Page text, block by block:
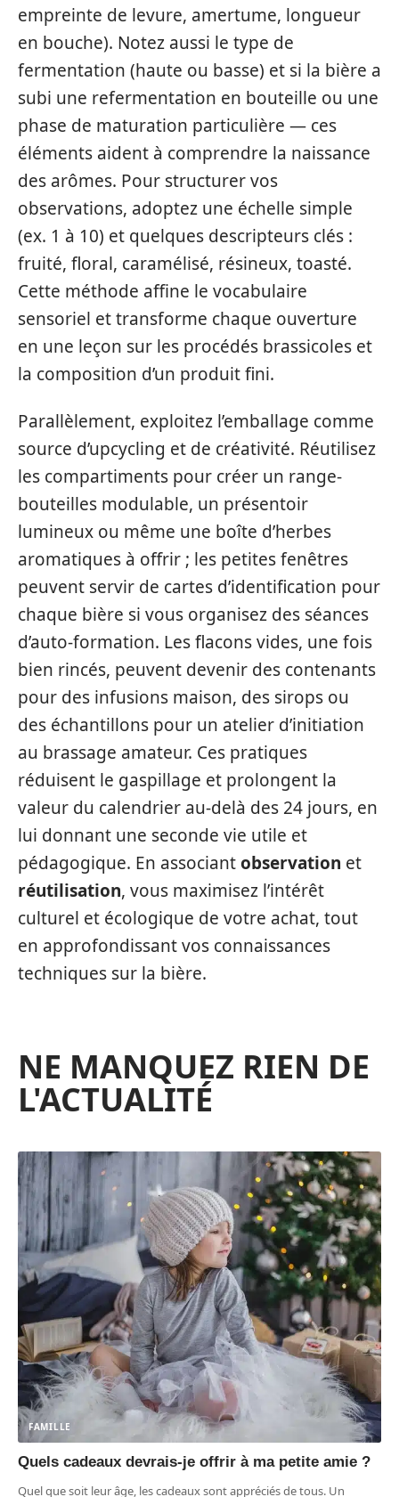
empreinte de levure, amertume, longueur
en bouche). Notez aussi le type de
fermentation (haute ou basse) et si la bière a
subi une refermentation en bouteille ou une
phase de maturation particulière — ces
éléments aident à comprendre la naissance
des arômes. Pour structurer vos
observations, adoptez une échelle simple
(ex. 1 à 10) et quelques descripteurs clés :
fruité, floral, caramélisé, résineux, toasté.
Cette méthode affine le vocabulaire
sensoriel et transforme chaque ouverture
en une leçon sur les procédés brassicoles et
la composition d’un produit fini.
Parallèlement, exploitez l’emballage comme
source d’upcycling et de créativité. Réutilisez
les compartiments pour créer un range-
bouteilles modulable, un présentoir
lumineux ou même une boîte d’herbes
aromatiques à offrir ; les petites fenêtres
peuvent servir de cartes d’identification pour
chaque bière si vous organisez des séances
d’auto-formation. Les flacons vides, une fois
bien rincés, peuvent devenir des contenants
pour des infusions maison, des sirops ou
des échantillons pour un atelier d’initiation
au brassage amateur. Ces pratiques
réduisent le gaspillage et prolongent la
valeur du calendrier au-delà des 24 jours, en
lui donnant une seconde vie utile et
pédagogique. En associantobservation et
réutilisation, vous maximisez l’intérêt
culturel et écologique de votre achat, tout
en approfondissant vos connaissances
techniques sur la bière.
NE MANQUEZ RIEN DE
L'ACTUALITÉ
FAMILLE
Quels cadeaux devrais-je offrir à ma petite amie ?
Quel que soit leur âge, les cadeaux sont appréciés de tous. Un